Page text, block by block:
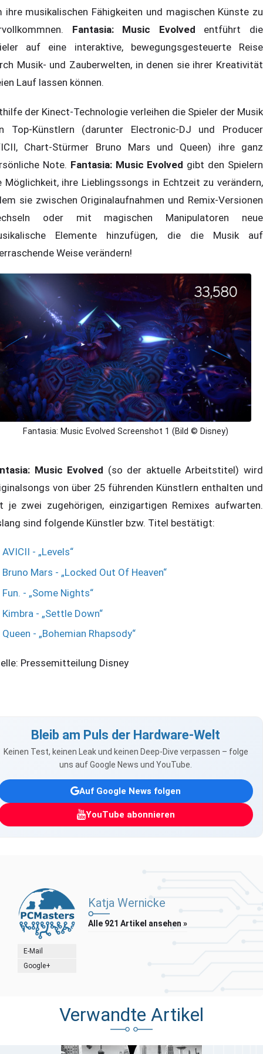
ihre musikalischen Fähigkeiten und magischen Künste zu
Fantasia: Music Evolved entführt die
auf eine interaktive, bewegungsgesteuerte Reise
Musik- und Zauberwelten, in denen sie ihrer Kreativität
Lauf lassen können.
der Kinect-Technologie verleihen die Spieler der Musik
Top-Künstlern (darunter Electronic-DJ und Producer
Chart-Stürmer Bruno Mars und Queen) ihre ganz
Note. Fantasia: Music Evolved gibt den Spielern
Möglichkeit, ihre Lieblingssongs in Echtzeit zu verändern,
sie zwischen Originalaufnahmen und Remix-Versionen
oder mit magischen Manipulatoren neue
Elemente hinzufügen, die die Musik auf
Weise verändern!
Fantasia: Music Evolved Screenshot 1 (Bild © Disney)
Music Evolved (so der aktuelle Arbeitstitel) wird
von über 25 führenden Künstlern enthalten und
je zwei zugehörigen, einzigartigen Remixes aufwarten.
sind folgende Künstler bzw. Titel bestätigt:
AVICII - „Levels“
Bruno Mars - „Locked Out Of Heaven“
Fun. - „Some Nights“
Kimbra - „Settle Down“
Queen - „Bohemian Rhapsody“
Pressemitteilung Disney
Bleib am Puls der Hardware-Welt
Keinen Test, keinen Leak und keinen Deep-Dive verpassen – folge
uns auf Google News und YouTube.
Auf Google News folgen
YouTube abonnieren
E-Mail
Google+
Katja Wernicke
Alle 921 Artikel ansehen »
Verwandte Artikel